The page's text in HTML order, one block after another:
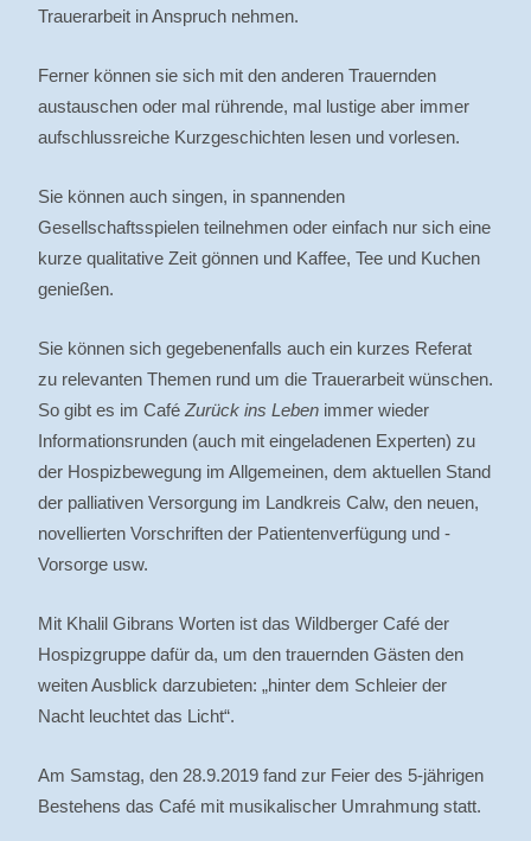
Trauerarbeit in Anspruch nehmen.
Ferner können sie sich mit den anderen Trauernden
austauschen oder mal rührende, mal lustige aber immer
aufschlussreiche Kurzgeschichten lesen und vorlesen.
Sie können auch singen, in spannenden
Gesellschaftsspielen teilnehmen oder einfach nur sich eine
kurze qualitative Zeit gönnen und Kaffee, Tee und Kuchen
genießen.
Sie können sich gegebenenfalls auch ein kurzes Referat
zu relevanten Themen rund um die Trauerarbeit wünschen.
So gibt es im Café Zurück ins Leben immer wieder
Informationsrunden (auch mit eingeladenen Experten) zu
der Hospizbewegung im Allgemeinen, dem aktuellen Stand
der palliativen Versorgung im Landkreis Calw, den neuen,
novellierten Vorschriften der Patientenverfügung und -
Vorsorge usw.
Mit Khalil Gibrans Worten ist das Wildberger Café der
Hospizgruppe dafür da, um den trauernden Gästen den
weiten Ausblick darzubieten: „hinter dem Schleier der
Nacht leuchtet das Licht“.
Am Samstag, den 28.9.2019 fand zur Feier des 5-jährigen
Bestehens das Café mit musikalischer Umrahmung statt.